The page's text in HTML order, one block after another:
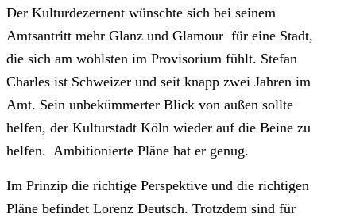
Der Kulturdezernent wünschte sich bei seinem
Amtsantritt mehr Glanz und Glamour für eine Stadt,
die sich am wohlsten im Provisorium fühlt. Stefan
Charles ist Schweizer und seit knapp zwei Jahren im
Amt. Sein unbekümmerter Blick von außen sollte
helfen, der Kulturstadt Köln wieder auf die Beine zu
helfen. Ambitionierte Pläne hat er genug.
Im Prinzip die richtige Perspektive und die richtigen
Pläne befindet Lorenz Deutsch. Trotzdem sind für